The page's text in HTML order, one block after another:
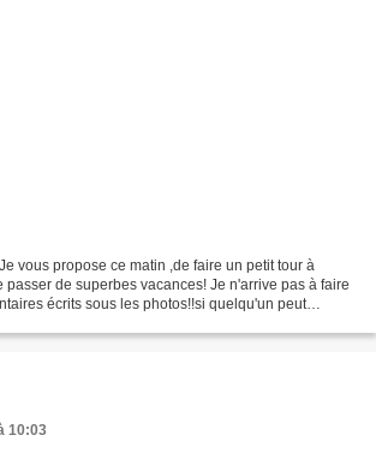
vous propose ce matin ,de faire un petit tour à
passer de superbes vacances! Je n'arrive pas à faire
écrits sous les photos!!si quelqu'un peut
10:03